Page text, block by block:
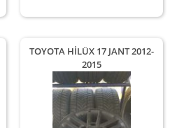
TOYOTA HİLÜX 17 JANT 2012-
2015